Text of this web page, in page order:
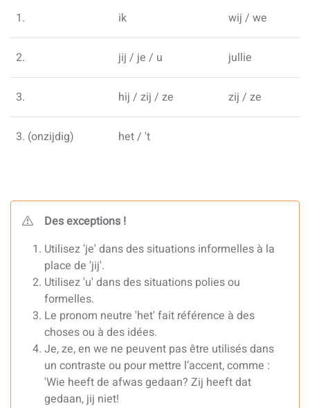
1. ik wij / we
2. jij / je / u jullie
3. hij / zij / ze zij / ze
3. (onzijdig) het / 't
Des exceptions !
Utilisez 'je' dans des situations informelles à la
place de 'jij'.
Utilisez 'u' dans des situations polies ou
formelles.
Le pronom neutre 'het' fait référence à des
choses ou à des idées.
Je, ze, en we ne peuvent pas être utilisés dans
un contraste ou pour mettre l’accent, comme :
'Wie heeft de afwas gedaan? Zij heeft dat
gedaan, jij niet!